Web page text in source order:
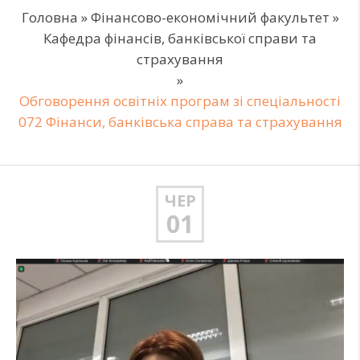
Головна »Фінансово-економічний факультет »
Кафедра фінансів, банківської справи та
страхування
»
Обговорення освітніх програм зі спеціальності
072 Фінанси, банківська справа та страхування
ЧЕР
01